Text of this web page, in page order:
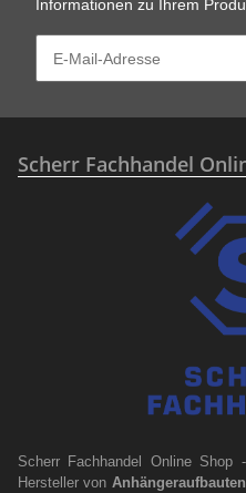
Informationen zu Ihrem
Scherr Fachhandel
Scherr Fachhandel Online
Hersteller von Anhängeraufbauten